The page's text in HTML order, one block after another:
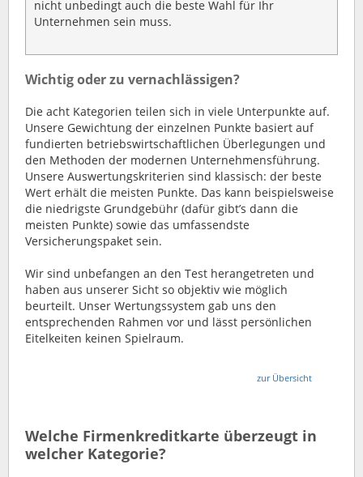
nicht unbedingt auch die beste Wahl für Ihr
Unternehmen sein muss.
Wichtig oder zu vernachlässigen?
Die acht Kategorien teilen sich in viele Unterpunkte auf.
Unsere Gewichtung der einzelnen Punkte basiert auf
fundierten betriebswirtschaftlichen Überlegungen und
den Methoden der modernen Unternehmensführung.
Unsere Auswertungskriterien sind klassisch: der beste
Wert erhält die meisten Punkte. Das kann beispielsweise
die niedrigste Grundgebühr (dafür gibt’s dann die
meisten Punkte) sowie das umfassendste
Versicherungspaket sein.
Wir sind unbefangen an den Test herangetreten und
haben aus unserer Sicht so objektiv wie möglich
beurteilt. Unser Wertungssystem gab uns den
entsprechenden Rahmen vor und lässt persönlichen
Eitelkeiten keinen Spielraum.
zur Übersicht
Welche Firmenkreditkarte überzeugt in
welcher Kategorie?